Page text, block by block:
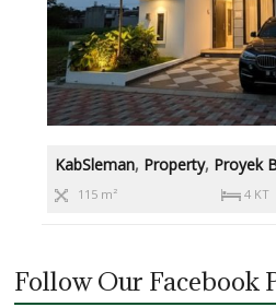
KabSleman, Property, Proyek
115 m² 4 KT
Follow Our Facebook